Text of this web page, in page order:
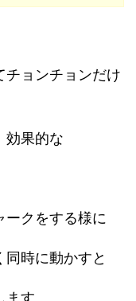
チョンチョンだけ
効果的な
ークをする様に
時に動かすと